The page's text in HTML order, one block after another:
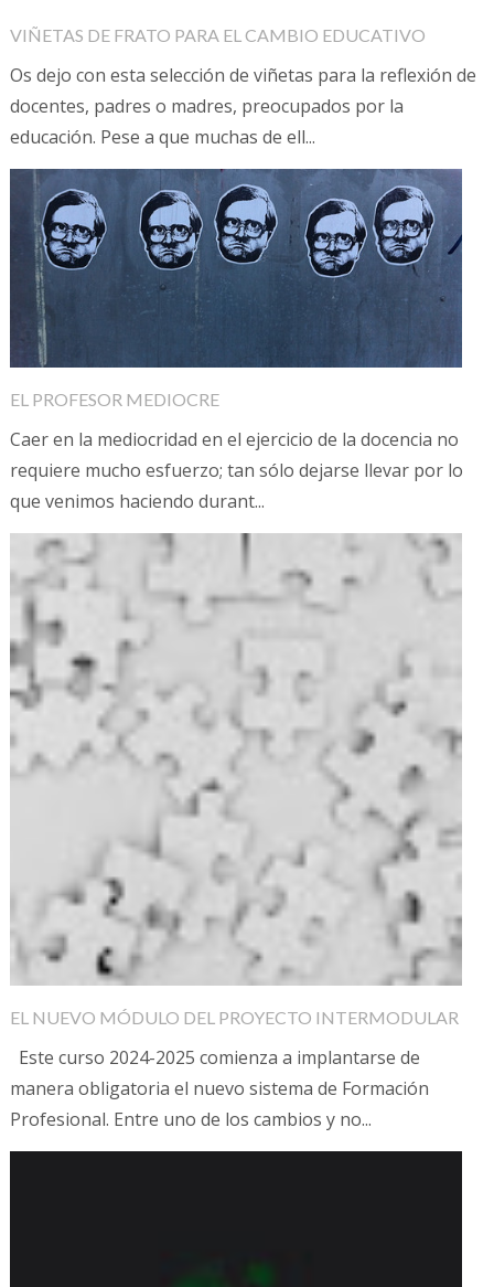
VIÑETAS DE FRATO PARA EL CAMBIO EDUCATIVO
Os dejo con esta selección de viñetas para la reflexión de
docentes, padres o madres, preocupados por la
educación. Pese a que muchas de ell...
EL PROFESOR MEDIOCRE
Caer en la mediocridad en el ejercicio de la docencia no
requiere mucho esfuerzo; tan sólo dejarse llevar por lo
que venimos haciendo durant...
EL NUEVO MÓDULO DEL PROYECTO INTERMODULAR
Este curso 2024-2025 comienza a implantarse de
manera obligatoria el nuevo sistema de Formación
Profesional. Entre uno de los cambios y no...